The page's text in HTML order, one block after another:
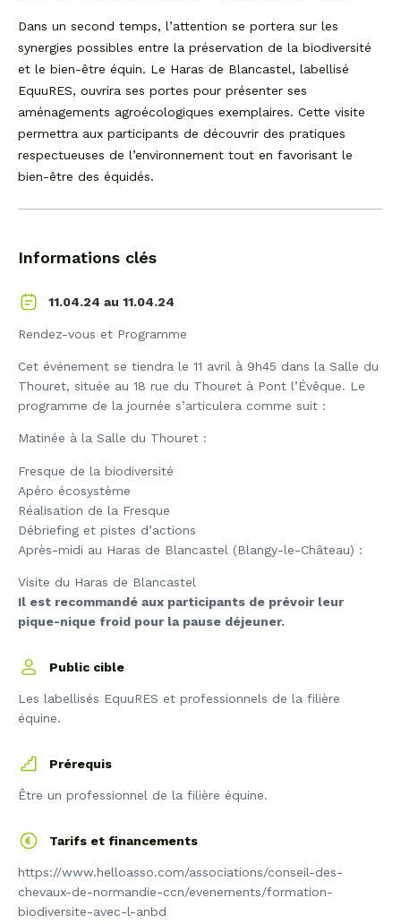
Dans un second temps, l’attention se portera sur les
synergies possibles entre la préservation de la biodiversité
et le bien-être équin. Le Haras de Blancastel, labellisé
EquuRES, ouvrira ses portes pour présenter ses
aménagements agroécologiques exemplaires. Cette visite
permettra aux participants de découvrir des pratiques
respectueuses de l’environnement tout en favorisant le
bien-être des équidés.
Informations clés
11.04.24 au 11.04.24
Rendez-vous et Programme
Cet événement se tiendra le 11 avril à 9h45 dans la Salle du
Thouret, située au 18 rue du Thouret à Pont l’Évêque. Le
programme de la journée s’articulera comme suit :
Matinée à la Salle du Thouret :
Fresque de la biodiversité
Apéro écosystème
Réalisation de la Fresque
Débriefing et pistes d’actions
Après-midi au Haras de Blancastel (Blangy-le-Château) :
Visite du Haras de Blancastel
Il est recommandé aux participants de prévoir leur
pique-nique froid pour la pause déjeuner.
Public cible
Les labellisés EquuRES et professionnels de la filière
équine.
Prérequis
Être un professionnel de la filière équine.
Tarifs et financements
https://www.helloasso.com/associations/conseil-des-
chevaux-de-normandie-ccn/evenements/formation-
biodiversite-avec-l-anbd